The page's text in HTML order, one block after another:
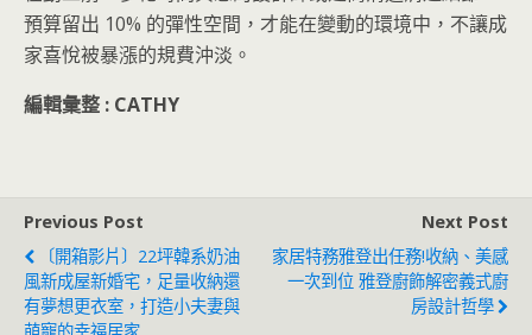
預算留出 10% 的彈性空間，才能在變動的環境中，不讓成
家喜悅被暴漲的規費沖淡。
編輯彙整 : CATHY
Previous Post
〔開箱影片〕22坪韓系奶油
風新成屋新婚宅，足量收納還
有夢想更衣室，打造小夫妻與
萌寵的幸福居家
Next Post
家居特務雅登出任務!收納、美感
一次到位 雅登廚飾解密義式廚
房設計哲學